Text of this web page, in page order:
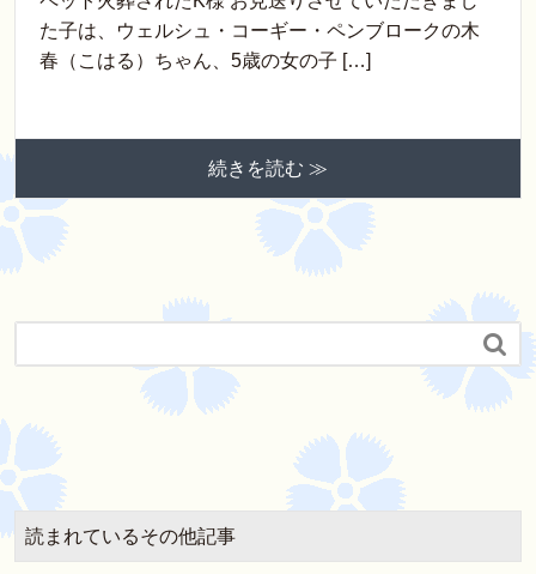
た子は、ウェルシュ・コーギー・ペンブロークの木
春（こはる）ちゃん、5歳の女の子 […]
続きを読む ≫

読まれているその他記事